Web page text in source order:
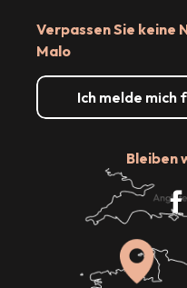
Verpassen Sie keine
Malo
Ich melde mich
Bleiben